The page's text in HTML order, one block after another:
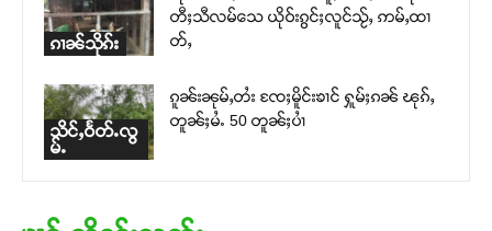
ၵၢၼ်သိုၵ်း
တီႈသီလမ်သေ ယိုဝ်းၵွင်ႈလူင်သႂ်ႇ ဢမ်ႇထၢ
တ်ႇ
သိင်ႇဝႅတ်ႉလွ
မ်ႉ
ၵူၼ်းၼုမ်ႇတႆး ၸႄႈမိူင်းၶၢင် ႁူမ်ႈၵၼ် ၽုၵ်ႇ
တူၼ်ႈမႆႉ 50 တူၼ်ႈပၢႆ